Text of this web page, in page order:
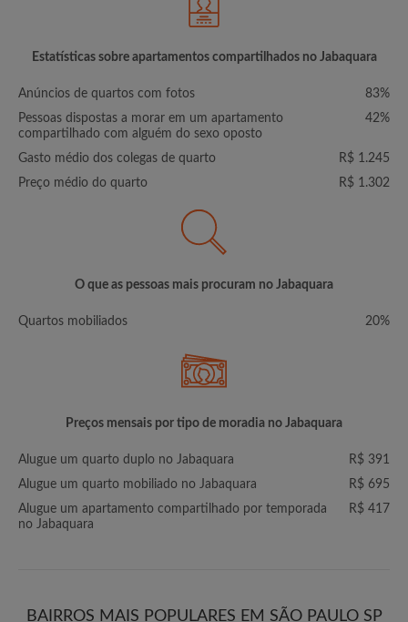
Estatísticas sobre apartamentos compartilhados no Jabaquara
Anúncios de quartos com fotos
83%
Pessoas dispostas a morar em um apartamento
compartilhado com alguém do sexo oposto
42%
Gasto médio dos colegas de quarto
R$ 1.245
Preço médio do quarto
R$ 1.302
O que as pessoas mais procuram no Jabaquara
Quartos mobiliados 20%
Preços mensais por tipo de moradia no Jabaquara
Alugue um quarto duplo no Jabaquara
R$ 391
Alugue um quarto mobiliado no Jabaquara
R$ 695
Alugue um apartamento compartilhado por temporada
no Jabaquara
R$ 417
BAIRROS MAIS POPULARES EM SÃO PAULO SP